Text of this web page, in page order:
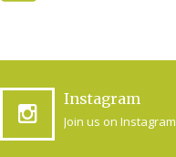
Instagram
Join us on Instagram